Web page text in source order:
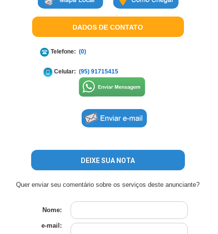
DADOS DE CONTATO
Telefone: (0)
Celular: (95) 91715415
DEIXE SUA NOTA
Quer enviar seu comentário sobre os serviços deste anunciante?
Nome:
e-mail: